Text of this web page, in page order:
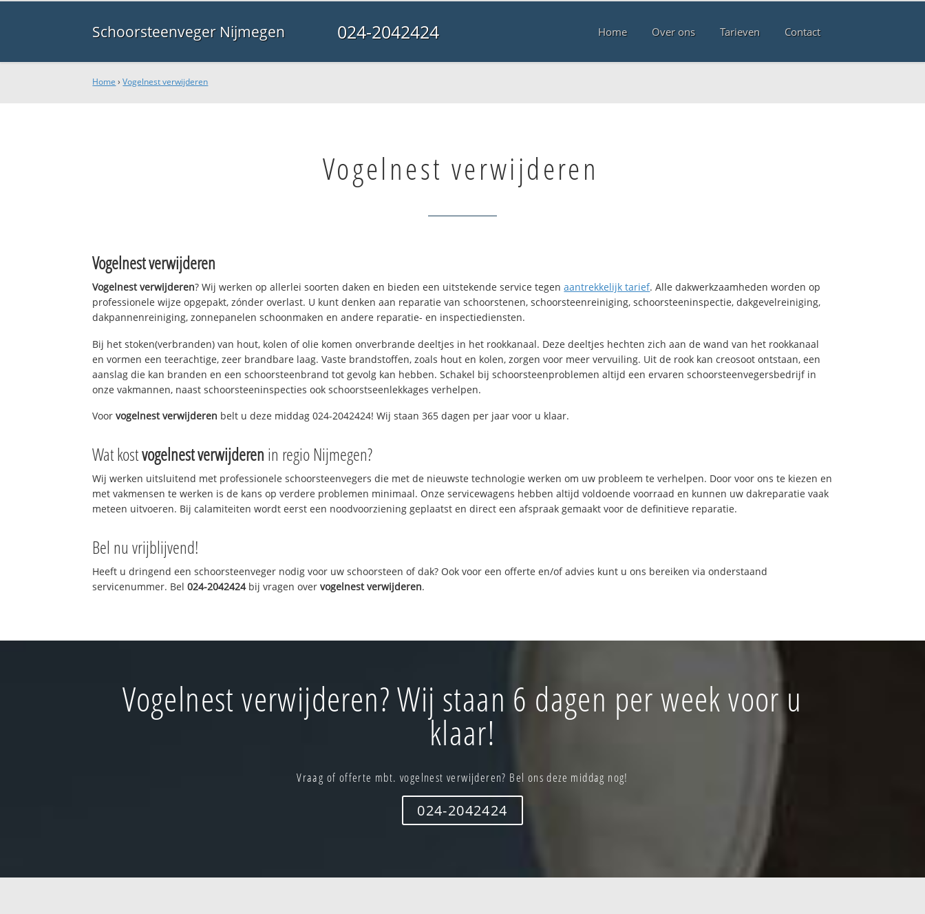
Schoorsteenveger Nijmegen 024-2042424 Home Over ons Tarieven Contact
Home ›Vogelnest verwijderen
Vogelnest verwijderen
Vogelnest verwijderen
Vogelnest verwijderen? Wij werken op allerlei soorten daken en bieden een uitstekende service tegenaantrekkelijk tarief. Alle dakwerkzaamheden worden op
professionele wijze opgepakt, zónder overlast. U kunt denken aan reparatie van schoorstenen, schoorsteenreiniging, schoorsteeninspectie, dakgevelreiniging,
dakpannenreiniging, zonnepanelen schoonmaken en andere reparatie- en inspectiediensten.
Bij het stoken(verbranden) van hout, kolen of olie komen onverbrande deeltjes in het rookkanaal. Deze deeltjes hechten zich aan de wand van het rookkanaal
en vormen een teerachtige, zeer brandbare laag. Vaste brandstoffen, zoals hout en kolen, zorgen voor meer vervuiling. Uit de rook kan creosoot ontstaan, een
aanslag die kan branden en een schoorsteenbrand tot gevolg kan hebben. Schakel bij schoorsteenproblemen altijd een ervaren schoorsteenvegersbedrijf in
onze vakmannen, naast schoorsteeninspecties ook schoorstseenlekkages verhelpen.
Voorvogelnest verwijderen belt u deze middag 024-2042424! Wij staan 365 dagen per jaar voor u klaar.
Wat kostvogelnest verwijderen in regio Nijmegen?
Wij werken uitsluitend met professionele schoorsteenvegers die met de nieuwste technologie werken om uw probleem te verhelpen. Door voor ons te kiezen en
met vakmensen te werken is de kans op verdere problemen minimaal. Onze servicewagens hebben altijd voldoende voorraad en kunnen uw dakreparatie vaak
meteen uitvoeren. Bij calamiteiten wordt eerst een noodvoorziening geplaatst en direct een afspraak gemaakt voor de definitieve reparatie.
Bel nu vrijblijvend!
Heeft u dringend een schoorsteenveger nodig voor uw schoorsteen of dak? Ook voor een offerte en/of advies kunt u ons bereiken via onderstaand
servicenummer. Bel024-2042424bij vragen overvogelnest verwijderen.
Vogelnest verwijderen? Wij staan 6 dagen per week voor u
klaar!
Vraag of offerte mbt. vogelnest verwijderen? Bel ons deze middag nog!
024-2042424